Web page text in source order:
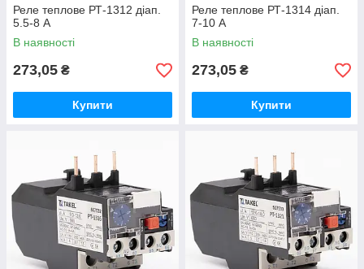
Реле теплове РТ-1312 діап.
5.5-8 А
В наявності
273,05 ₴
Купити
Реле теплове РТ-1314 діап.
7-10 А
В наявності
273,05 ₴
Купити